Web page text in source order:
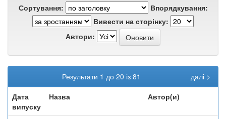
Сортування:
Впорядкування:
Вивести на сторінку:
Автори:
Результати 1 до 20 із 81
далі >
Дата
випуску
Назва Автор(и)